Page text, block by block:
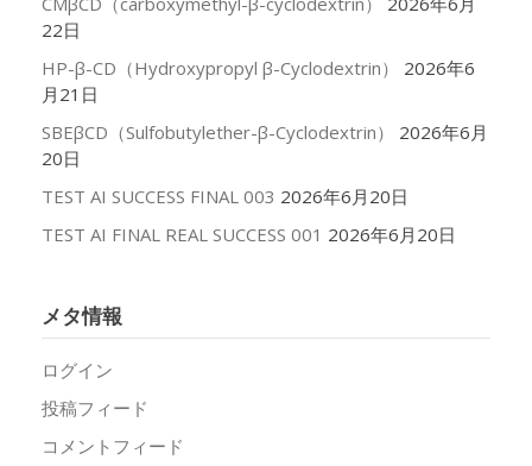
22日
HP-β-CD（Hydroxypropyl β-Cyclodextrin）
2026年6
月21日
SBEβCD（Sulfobutylether-β-Cyclodextrin）
2026年6月
20日
TEST AI SUCCESS FINAL 003 2026年6月20日
TEST AI FINAL REAL SUCCESS 001 2026年6月20日
メタ情報
ログイン
投稿フィード
コメントフィード